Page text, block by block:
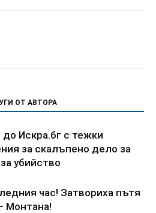
ОТ АВТОРА
до Искра.бг с тежки
за скалъпено дело за
убийство
час! Затвориха пътя
Монтана!